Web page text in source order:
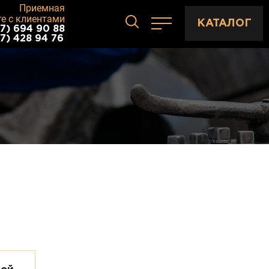
Приемная
с клиентами
694 90 88
428 94 76
КАТАЛОГ